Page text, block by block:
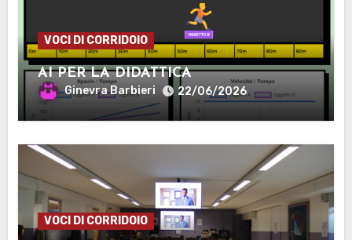
VOCI DI CORRIDOIO
AI PER LA DIDATTICA
Ginevra Barbieri 22/06/2026
VOCI DI CORRIDOIO